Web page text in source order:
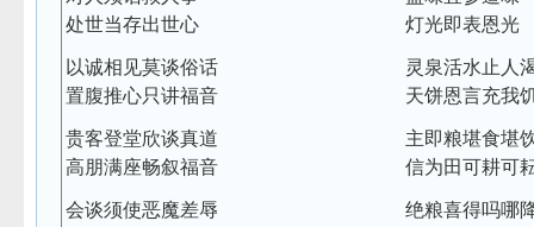
处世当存出世心
以诚相见莫谈俗话
置腹推心只讲福音
贵客登堂欣谈真道
高朋满座畅叙福音
会谈须使恶魔差辱
灯光即表恩光
灵泉活水止人
天饼恩言充我
主即粮堪食堪
信为田可耕可
绝粮喜得吗哪